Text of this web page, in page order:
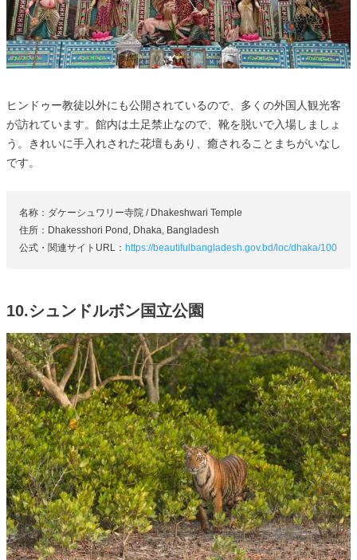
ヒンドゥー教徒以外にも公開されているので、多くの外国人観光客
が訪れています。館内は土足禁止なので、靴を脱いで入場しましょ
う。きれいに手入れされた花壇もあり、癒されることまちがいなし
です。
名称：ダケーシュワリー寺院 / Dhakeshwari Temple
住所：Dhakesshori Pond, Dhaka, Bangladesh
公式・関連サイトURL： https://beautifulbangladesh.gov.bd/loc/dhaka/100
10.シュンドルボン国立公園